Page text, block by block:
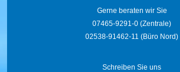
Gerne beraten wir Sie
07465-9291-0 (Zentrale)
02538-91462-11 (Büro Nord)
Schreiben Sie uns